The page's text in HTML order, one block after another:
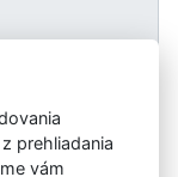
prehliadania
vám